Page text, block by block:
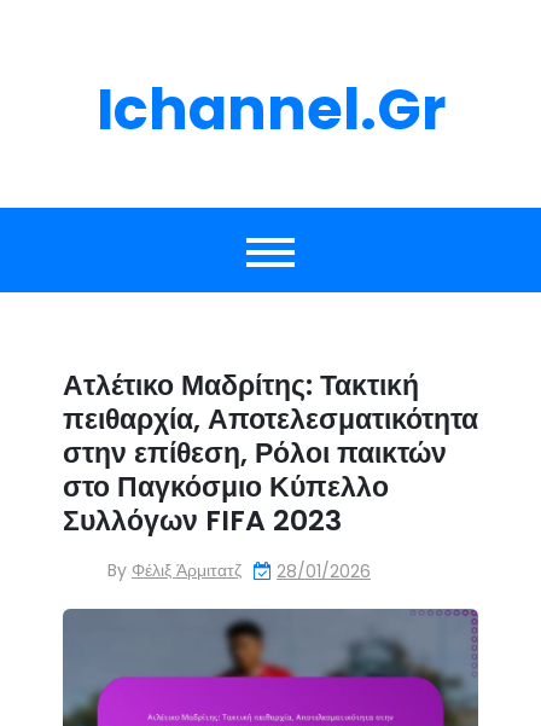
Ichannel.gr
Ατλέτικο Μαδρίτης: Τακτική
πειθαρχία, Αποτελεσματικότητα
στην επίθεση, Ρόλοι παικτών
στο Παγκόσμιο Κύπελλο
Συλλόγων FIFA 2023
By Φέλιξ Άρμιτατζ 28/01/2026